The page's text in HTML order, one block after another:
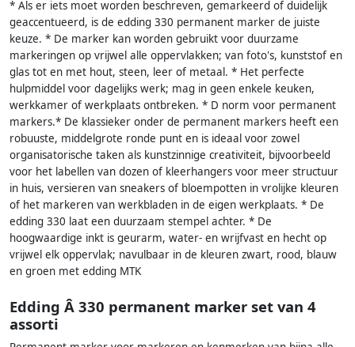
* Als er iets moet worden beschreven, gemarkeerd of duidelijk
geaccentueerd, is de edding 330 permanent marker de juiste
keuze. * De marker kan worden gebruikt voor duurzame
markeringen op vrijwel alle oppervlakken; van foto's, kunststof en
glas tot en met hout, steen, leer of metaal. * Het perfecte
hulpmiddel voor dagelijks werk; mag in geen enkele keuken,
werkkamer of werkplaats ontbreken. * D norm voor permanent
markers.* De klassieker onder de permanent markers heeft een
robuuste, middelgrote ronde punt en is ideaal voor zowel
organisatorische taken als kunstzinnige creativiteit, bijvoorbeeld
voor het labellen van dozen of kleerhangers voor meer structuur
in huis, versieren van sneakers of bloempotten in vrolijke kleuren
of het markeren van werkbladen in de eigen werkplaats. * De
edding 330 laat een duurzaam stempel achter. * De
hoogwaardige inkt is geurarm, water- en wrijfvast en hecht op
vrijwel elk oppervlak; navulbaar in de kleuren zwart, rood, blauw
en groen met edding MTK
Edding Â 330 permanent marker set van 4
assorti